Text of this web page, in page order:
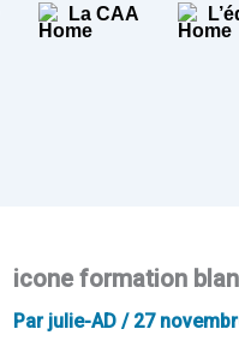
La CAA
icone formation
Par julie-AD / 27